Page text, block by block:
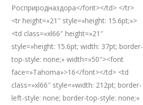
Росприродназдора</font></td> </tr>
<tr height=»21″ style=»height: 15.6pt;»>
<td class=»xl66″ height=»21″
style=»height: 15.6pt; width: 37pt; border-
top-style: none;» width=»50″><font
face=»Tahoma»>16</font></td> <td
class=»xl66″ style=»width: 212pt; border-
left-style: none; border-top-style: none;»